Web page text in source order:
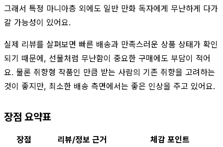
그래서 특정 마니아층 외에도 일반 만화 독자에게 무난하게 다가
갈 가능성이 있어요.
실제 리뷰를 살펴보면 빠른 배송과 만족스러운 상품 상태가 확인
되기 때문에, 선물처럼 무난함이 중요한 구매에도 부담이 적어
요. 물론 취향형 작품인 만큼 받는 사람의 기존 취향을 고려하는
것이 좋지만, 최소한 배송 측면에서는 좋은 인상을 주고 있어요.
장점 요약표
장점 리뷰/정보 근거 체감 포인트